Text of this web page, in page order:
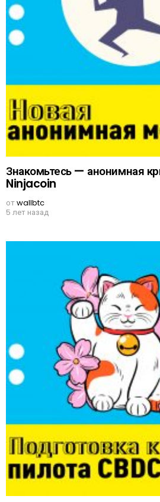
Знакомьтесь — анонимная
Ninjacoin
отwallbtc
5 лет назад